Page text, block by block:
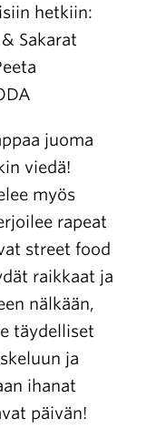
hetkiin:
Sakarat
juoma
viedä!
myös
rapeat
street food
raikkaat ja
nälkään,
täydelliset
ja
ihanat
päivän!